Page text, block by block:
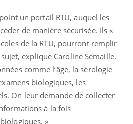
un portail RTU, auquel les
de manière sécurisée. Ils «
de la RTU, pourront remplir
explique Caroline Semaille.
comme l’âge, la sérologie
biologiques, les
On leur demande de collecter
à la fois
»